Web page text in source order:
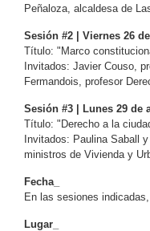
Peñaloza, alcaldesa de
Sesión #2 | Viernes 26
Título: "Marco
Invitados: Javier Couso,
Fermandois, profesor
Sesión #3 | Lunes 29 de
Título: "Derecho a la
Invitados: Paulina Saball
ministros de Vivienda y
Fecha_
En las sesiones
Lugar_